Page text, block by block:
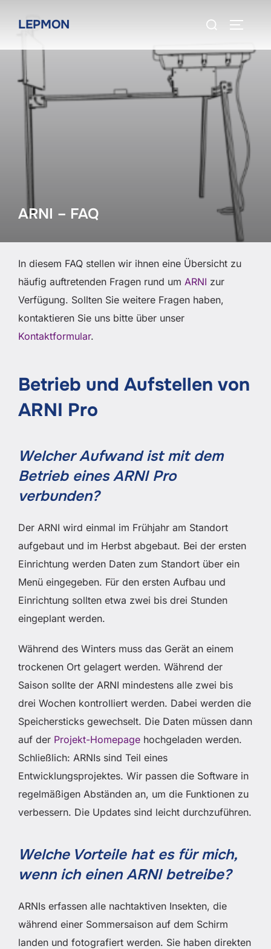
InhaltLEPMON
Suchen
ARNI – FAQ
In diesem FAQ stellen wir ihnen eine Übersicht zu
häufig auftretenden Fragen rund um ARNI zur
Verfügung. Sollten Sie weitere Fragen haben,
kontaktieren Sie uns bitte über unser
Kontaktformular.
Betrieb und Aufstellen von
ARNI Pro
Welcher Aufwand ist mit dem
Betrieb eines ARNI Pro
verbunden?
Der ARNI wird einmal im Frühjahr am Standort
aufgebaut und im Herbst abgebaut. Bei der ersten
Einrichtung werden Daten zum Standort über ein
Menü eingegeben. Für den ersten Aufbau und
Einrichtung sollten etwa zwei bis drei Stunden
eingeplant werden.
Während des Winters muss das Gerät an einem
trockenen Ort gelagert werden. Während der
Saison sollte der ARNI mindestens alle zwei bis
drei Wochen kontrolliert werden. Dabei werden die
Speichersticks gewechselt. Die Daten müssen dann
auf der Projekt-Homepage hochgeladen werden.
Schließlich: ARNIs sind Teil eines
Entwicklungsprojektes. Wir passen die Software in
regelmäßigen Abständen an, um die Funktionen zu
verbessern. Die Updates sind leicht durchzuführen.
Welche Vorteile hat es für mich,
wenn ich einen ARNI betreibe?
ARNIs erfassen alle nachtaktiven Insekten, die
während einer Sommersaison auf dem Schirm
landen und fotografiert werden. Sie haben direkten